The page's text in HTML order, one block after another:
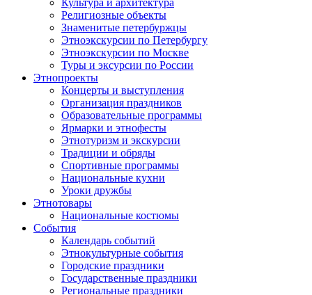
Культура и архитектура
Религиозные объекты
Знаменитые петербуржцы
Этноэкскурсии по Петербургу
Этноэкскурсии по Москве
Туры и эксурсии по России
Этнопроекты
Концерты и выступления
Организация праздников
Образовательные программы
Ярмарки и этнофесты
Этнотуризм и экскурсии
Традиции и обряды
Спортивные программы
Национальные кухни
Уроки дружбы
Этнотовары
Национальные костюмы
События
Календарь событий
Этнокультурные события
Городские праздники
Государственные праздники
Региональные праздники